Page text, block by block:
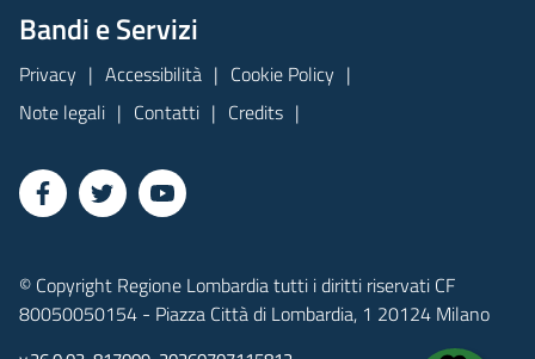
Bandi e Servizi
Privacy Accessibilità
Cookie Policy
Note legali
Contatti Credits
© Copyright Regione Lombardia tutti i diritti riservati CF
80050050154 - Piazza Città di Lombardia, 1 20124 Milano